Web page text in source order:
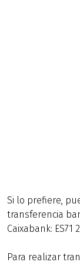
Si lo prefiere,
transferencia
Caixabank: ES71
Para realizar